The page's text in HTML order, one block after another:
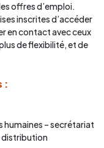
offres d’emploi.
inscrites d’accéder
en contact avec ceux
de flexibilité, et de
:
humaines – secrétariat
distribution